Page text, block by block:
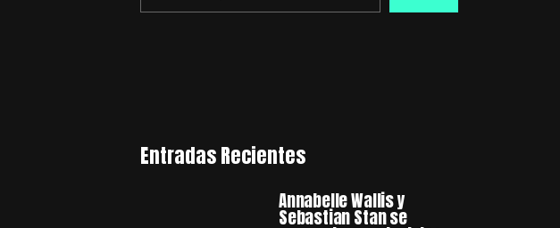
Entradas Recientes
Annabelle Wallis y
Sebastian Stan se